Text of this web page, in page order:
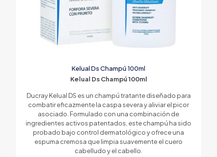
Kelual Ds Champú 100ml
Kelual Ds Champú 100ml
Ducray Kelual DS es un champú tratante diseñado para
combatir eficazmente la caspa severa y aliviar el picor
asociado. Formulado con una combinación de
ingredientes activos patentados, este champú ha sido
probado bajo control dermatológico y ofrece una
espuma cremosa que limpia suavemente el cuero
cabelludo y el cabello.